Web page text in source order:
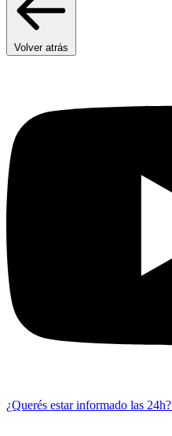
Volver atrás
¿Querés estar informado las 24h?